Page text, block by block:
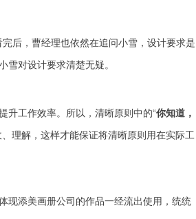
完后，曹经理也依然在追问小雪，设计要求是
雪对设计要求清楚无疑。
升工作效率。 所以，清晰原则中的“你知道，
理解，这样才能保证将清晰原则用在实际工
现添美画册公司的作品一经流出使用，统统